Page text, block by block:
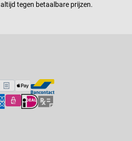
tegen betaalbare prijzen.